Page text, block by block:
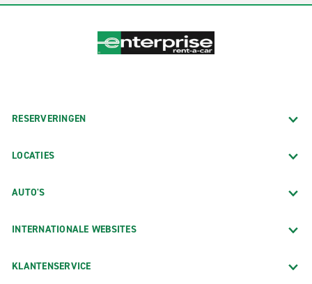
RESERVERINGEN
LOCATIES
AUTO'S
INTERNATIONALE WEBSITES
KLANTENSERVICE